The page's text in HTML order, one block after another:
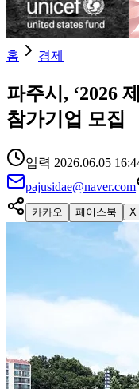
홈 경제
파주시, ‘2026
참가기업 모집
입력 2026.06.05
pajusidae@naver.com
카카오 페이스북 X